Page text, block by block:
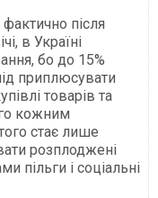
фактично після
в Україні
бо до 15%
приплюсувати
товарів та
кожним
стає лише
розплоджені
пільги і соціальні